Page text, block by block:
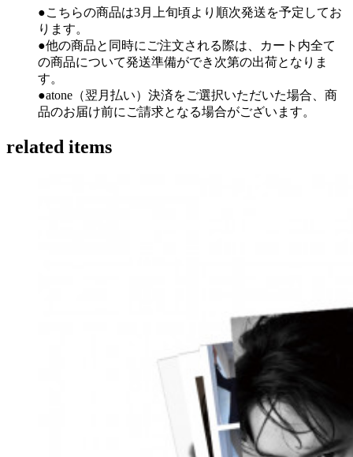
●こちらの商品は3月上旬頃より順次発送を予定してお
ります。
●他の商品と同時にご注文される際は、カート内全て
の商品について発送準備ができ次第の出荷となりま
す。
●atone（翌月払い）決済をご選択いただいた場合、商
品のお届け前にご請求となる場合がございます。
related items